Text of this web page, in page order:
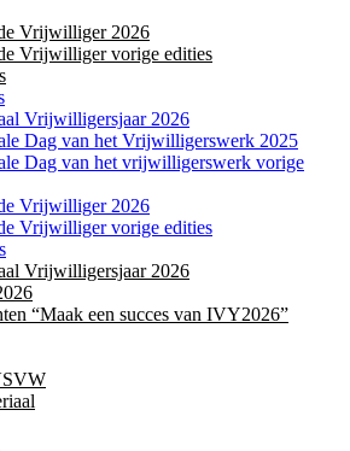
Vrijwilliger 2026
Vrijwilliger vorige edities
Vrijwilligersjaar 2026
Dag van het Vrijwilligerswerk 2025
Dag van het vrijwilligerswerk vorige
Vrijwilliger 2026
Vrijwilliger vorige edities
Vrijwilligersjaar 2026
“Maak een succes van IVY2026”